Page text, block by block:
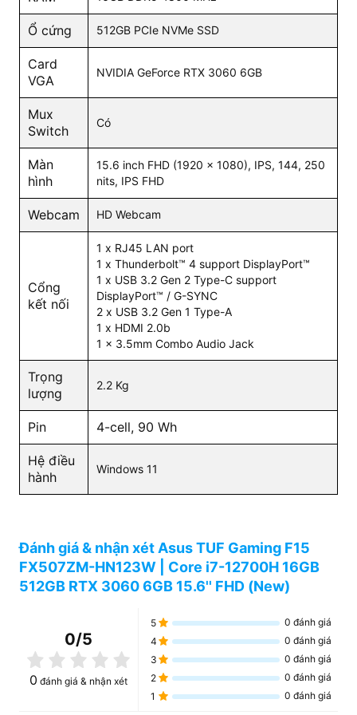
Sức mạnh hiệu năng vượt trội
Trang bị sức mạnh để xử lý mọi tác vụ,Asus TUF
Gaming F15
đem đến hiệu năng tin cậy để chơi game,
phát trực tuyến và thực hiện mọi công việc. Với chip
Intel Core i7 12700H tốc độ cao giúp xử lý tác vụ nặng
và chơi game với tốc độ cao một cách mượt mà, trơn
tru.
>> Xem thêm:Các mẫu
hình cao tại T&T Center
Khi kết hợp với GPU GeForce® RTX 3060 rời,
súng đến game nhập vai đều có thể được hưởng lợi từ
hiệu năng toàn diện mượt mà đáng tin cậy của GPU,
nhờ đó bạn có thể tận hưởng hình ảnh sắc nét cần
thiết để luôn tập trung vào màn hình trò chơi.
Màn hình 144Hz viền mỏng
Bạn có thể nhìn rất rõ ràng các chuyển động của đối
thủ khi chơi game trên một màn hình tần số quét cao.
Màn hình chơi game chuyên nghiệp của
Asus TUF
có tần số quét 144Hz, công nghệ
Ổ cứng 512GB PCIe NVMe SSD
Card
VGA
NVIDIA GeForce RTX 3060 6GB
Mux
Switch
Có
Màn
hình
15.6 inch FHD (1920 x 1080), IPS, 144, 250
nits, IPS FHD
Webcam HD Webcam
Cổng
kết nối
1 x RJ45 LAN port
1 x Thunderbolt™ 4 support DisplayPort™
1 x USB 3.2 Gen 2 Type-C support
DisplayPort™ / G-SYNC
2 x USB 3.2 Gen 1 Type-A
1 x HDMI 2.0b
1 x 3.5mm Combo Audio Jack
Trọng
lượng
2.2 Kg
Pin 4-cell, 90 Wh
Hệ điều
hành
Windows 11
Đánh giá & nhận xét Asus TUF Gaming F15
FX507ZM-HN123W | Core i7-12700H 16GB
512GB RTX 3060 6GB 15.6'' FHD (New)
0/5
0 đánh giá & nhận xét
5 0 đánh giá
4
0 đánh giá
3
0 đánh giá
2
0 đánh giá
1
0 đánh giá